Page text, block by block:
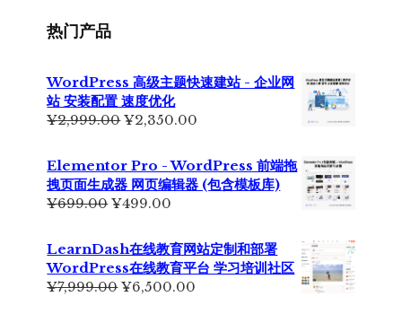
热门产品
WordPress 高级主题快速建站 - 企业网
站 安装配置 速度优化
¥2,999.00原
为：
¥2,999.00。
¥2,350.00
价
格
为：
Elementor Pro - WordPress 前端拖
拽页面生成器 网页编辑器 (包含模板库)
¥699.00原
为：
¥699.00。
¥499.00
价
格
为：
¥499.00。
LearnDash在线教育网站定制和部署
WordPress在线教育平台 学习培训社区
¥7,999.00原
¥6,500.00